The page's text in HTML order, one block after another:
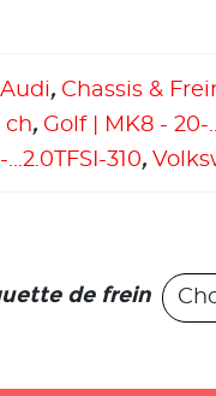
Audi, Chassis &
ch, Golf | MK8 - 20-
310,
de frein